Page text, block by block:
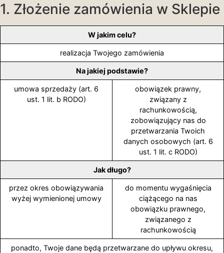
1. Złożenie zamówienia w Sklepie
W jakim celu?
realizacja Twojego zamówienia
Na jakiej podstawie?
umowa sprzedaży (art. 6
ust. 1 lit. b RODO)
obowiązek prawny,
związany z
rachunkowością,
zobowiązujący nas do
przetwarzania Twoich
danych osobowych (art. 6
ust. 1 lit. c RODO)
Jak długo?
przez okres obowiązywania
wyżej wymienionej umowy
do momentu wygaśnięcia
ciążącego na nas
obowiązku prawnego,
związanego z
rachunkowością
ponadto, Twoje dane będą przetwarzane do upływu okresu,